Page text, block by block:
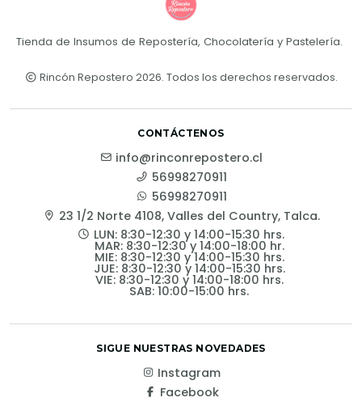
Tienda de Insumos de Repostería, Chocolatería y Pastelería.
Rincón Repostero 2026. Todos los derechos reservados.
CONTÁCTENOS
info@rinconrepostero.cl
56998270911
56998270911
23 1/2 Norte 4108, Valles del Country, Talca.
LUN: 8:30-12:30 y 14:00-15:30 hrs.
MAR: 8:30-12:30 y 14:00-18:00 hr.
MIE: 8:30-12:30 y 14:00-15:30 hrs.
JUE: 8:30-12:30 y 14:00-15:30 hrs.
VIE: 8:30-12:30 y 14:00-18:00 hrs.
SAB: 10:00-15:00 hrs.
SIGUE NUESTRAS NOVEDADES
Instagram
Facebook